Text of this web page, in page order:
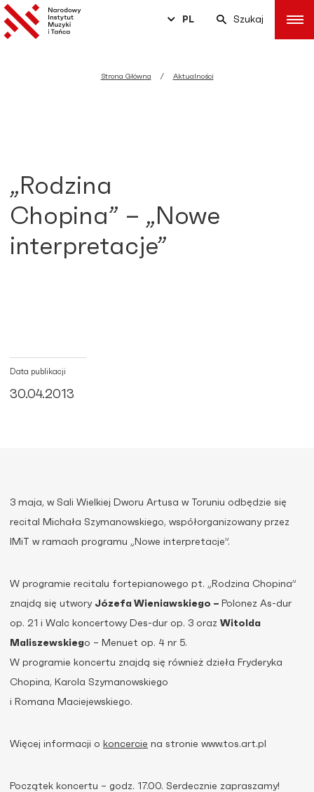
PL Szukaj
Strona Główna Aktualności
„Rodzina
Chopina” – „Nowe
interpretacje”
Data publikacji
30.04.2013
3 maja, w Sali Wielkiej Dworu Artusa w Toruniu odbędzie się
recital Michała Szymanowskiego, współorganizowany przez
IMiT w ramach programu „Nowe interpretacje”.
W programie recitalu fortepianowego pt. „Rodzina Chopina”
znajdą się utwory Józefa Wieniawskiego – Polonez As-dur
op. 21 i Walc koncertowy Des-dur op. 3 oraz Witolda
Maliszewskiego – Menuet op. 4 nr 5.
W programie koncertu znajdą się również dzieła Fryderyka
Chopina, Karola Szymanowskiego
i Romana Maciejewskiego.
Więcej informacji o koncercie na stronie www.tos.art.pl
Początek koncertu – godz. 17.00. Serdecznie zapraszamy!